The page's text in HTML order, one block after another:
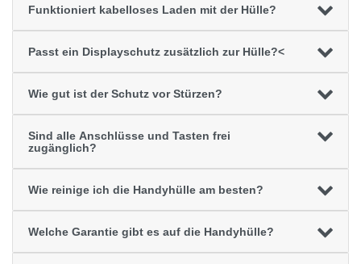
Funktioniert kabelloses Laden mit der Hülle?
Passt ein Displayschutz zusätzlich zur Hülle?<
Wie gut ist der Schutz vor Stürzen?
Sind alle Anschlüsse und Tasten frei
zugänglich?
Wie reinige ich die Handyhülle am besten?
Welche Garantie gibt es auf die Handyhülle?